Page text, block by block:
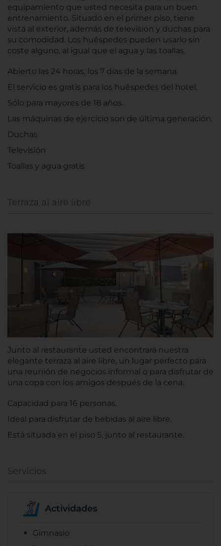
equipamiento que usted necesita para un buen
entrenamiento. Situado en el primer piso, tiene
vista al exterior, además de televisión y duchas para
su comodidad. Los huéspedes pueden usarlo sin
coste alguno, al igual que el agua y las toallas.
Abierto las 24 horas, los 7 días de la semana.
El servicio es gratis para los huéspedes del hotel.
Sólo para mayores de 18 años.
Las máquinas de ejercicio son de última generación.
Duchas
Televisión
Toallas y agua gratis
Terraza al aire libre
Junto al restaurante usted encontrará nuestra
elegante terraza al aire libre, un lugar perfecto para
una reunión de negocios informal o para disfrutar de
una copa con los amigos después de la cena.
Capacidad para 16 personas.
Ideal para disfrutar de bebidas al aire libre.
Está situada en el piso 5, junto al restaurante.
Servicios
Actividades
Gimnasio